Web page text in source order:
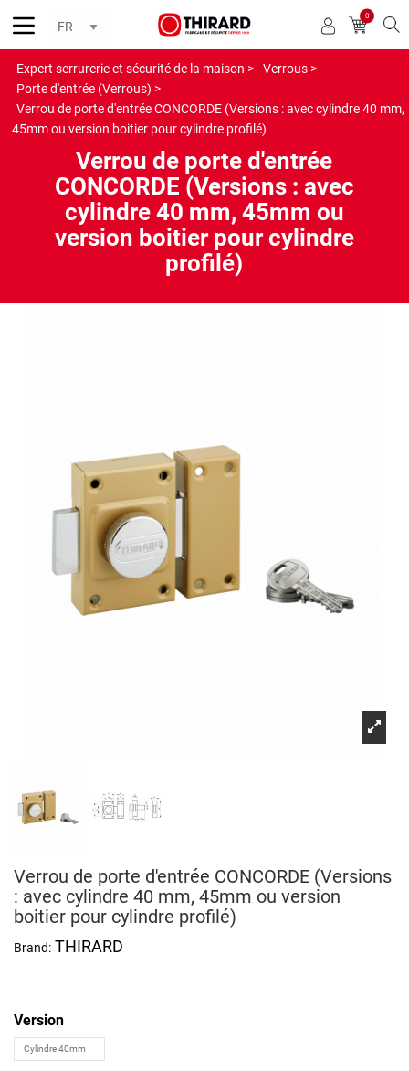
0
Expert serrurerie et sécurité de la maison >
Verrous >
Porte d'entrée (Verrous) >
Verrou de porte d'entrée CONCORDE (Versions : avec cylindre 40 mm,
45mm ou version boitier pour cylindre profilé)
Verrou de porte d'entrée
CONCORDE (Versions : avec
cylindre 40 mm, 45mm ou
version boitier pour cylindre
profilé)
Verrou de porte d'entrée CONCORDE (Versions
: avec cylindre 40 mm, 45mm ou version
boitier pour cylindre profilé)
Brand: THIRARD
Version